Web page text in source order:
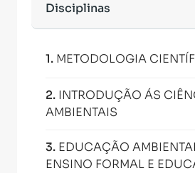
Disciplinas
1. METODOLOGIA
2. INTRODUÇÃO ÁS
AMBIENTAIS
3. EDUCAÇÃO
ENSINO FORMAL E